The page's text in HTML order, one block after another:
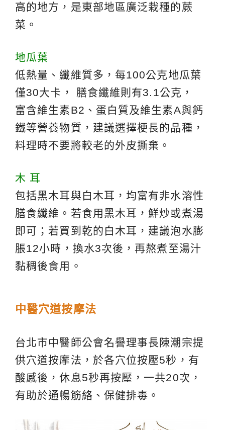
高的地方，是東部地區廣泛栽種的蕨
菜。
地瓜葉
低熱量、纖維質多，每100公克地瓜葉
僅30大卡， 膳食纖維則有3.1公克，
富含維生素B2、蛋白質及維生素A與鈣
鐵等營養物質，建議選擇梗長的品種，
料理時不要將較老的外皮撕棄。
木 耳
包括黑木耳與白木耳，均富有非水溶性
膳食纖維。若食用黑木耳，鮮炒或煮湯
即可；若買到乾的白木耳，建議泡水膨
脹12小時，換水3次後，再熬煮至湯汁
黏稠後食用。
中醫穴道按摩法
台北市中醫師公會名譽理事長陳潮宗提
供穴道按摩法，於各穴位按壓5秒，有
酸感後，休息5秒再按壓，一共20次，
有助於通暢筋絡、保健排毒。